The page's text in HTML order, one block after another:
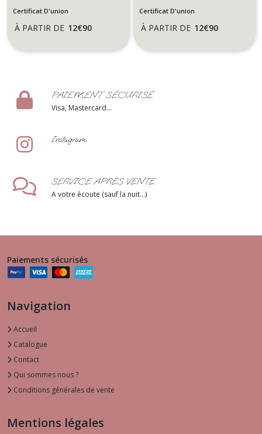
Plage, Tropiques - Motif
Certificat D'union
À PARTIR DE 12€90
cérémonnie laïque,
Destination/voyage -
Certificat D'union
À PARTIR DE 12€90
PAIEMENT SÉCURISÉ
Visa, Mastercard...
Instagram
SERVICE APRÈS VENTE
A votre écoute (sauf la nuit...)
Paiements sécurisés
Navigation
Accueil
Catalogue
Contact
Qui sommes nous ?
Conditions générales de vente
Mentions légales